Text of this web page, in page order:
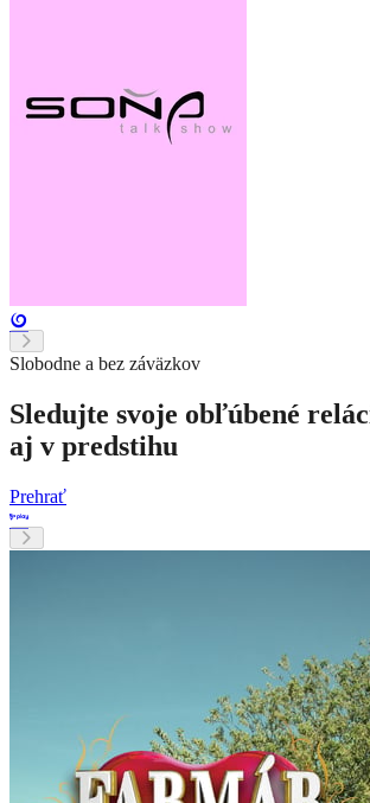
Slobodne a bez záväzkov
Sledujte svoje obľúbené
aj v predstihu
Prehrať